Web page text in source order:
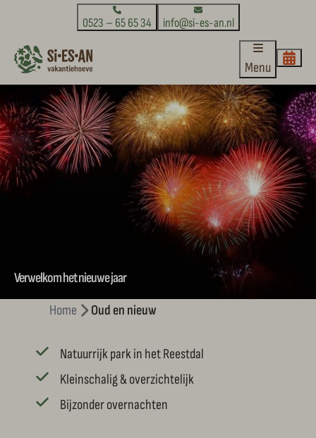
0523 – 65 65 34 info@si-es-an.nl
Menu
Verwelkom het nieuwe jaar
Home
Oud en nieuw
Natuurrijk park in het Reestdal
Kleinschalig & overzichtelijk
Bijzonder overnachten